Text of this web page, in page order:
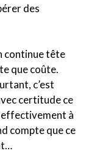
des
continue tête
que coûte.
c’est
certitude ce
effectivement à
compte que ce